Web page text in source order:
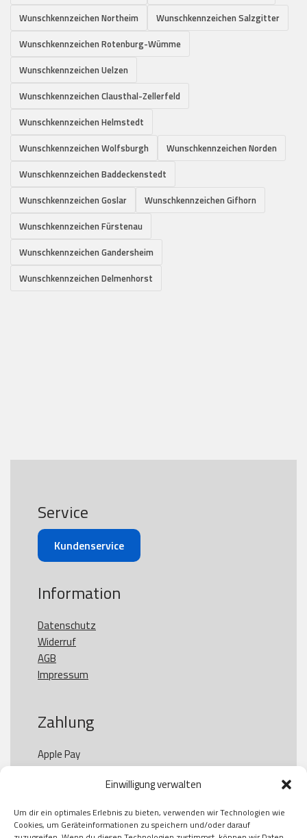
Einwilligung verwalten
Um dir ein optimales Erlebnis zu bieten, verwenden wir Technologien wie
Cookies, um Geräteinformationen zu speichern und/oder darauf
Wunschkennzeichen Northeim
Wunschkennzeichen Salzgitter
Wunschkennzeichen Rotenburg-Wümme
Wunschkennzeichen Uelzen
Wunschkennzeichen Clausthal-Zellerfeld
Wunschkennzeichen Helmstedt
Wunschkennzeichen Wolfsburgh
Wunschkennzeichen Norden
Wunschkennzeichen Baddeckenstedt
Wunschkennzeichen Goslar
Wunschkennzeichen Gifhorn
Wunschkennzeichen Fürstenau
Wunschkennzeichen Gandersheim
Wunschkennzeichen Delmenhorst
Service
Kundenservice
Information
Datenschutz
Widerruf
AGB
Impressum
Zahlung
Apple Pay
Paypal
Kauf auf Rechung